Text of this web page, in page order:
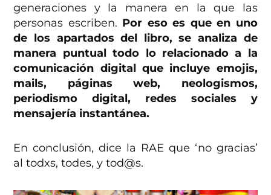
generaciones y la manera en la que las
personas escriben. Por eso es que en uno
de los apartados del libro, se analiza de
manera puntual todo lo relacionado a la
comunicación digital que incluye emojis,
mails, páginas web, neologismos,
periodismo digital, redes sociales y
mensajería instantánea.
En conclusión, dice la RAE que ‘no gracias’
al todxs, todes, y tod@s.